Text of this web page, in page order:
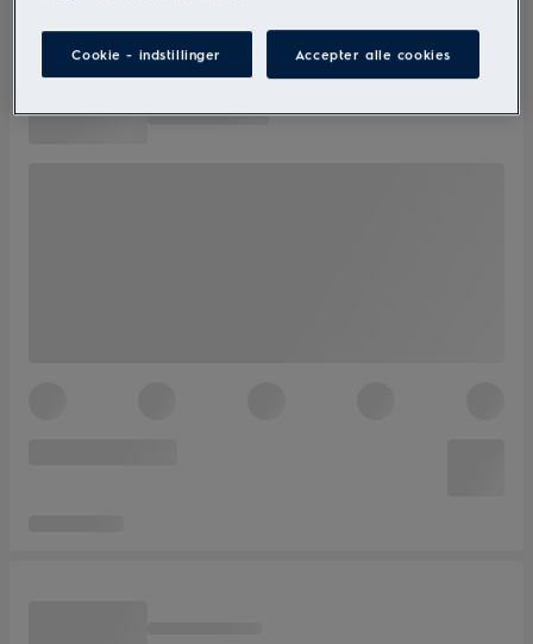
Cookie - indstillinger Accepter alle cookies